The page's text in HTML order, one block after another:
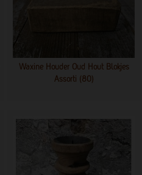
Waxine Houder Oud Hout Blokjes
Assorti (80)